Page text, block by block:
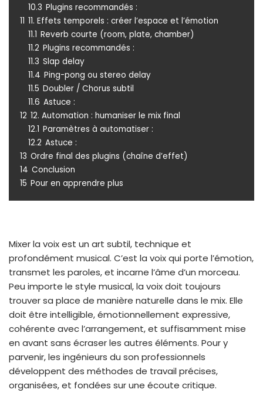
10.3 Plugins recommandés :
11 11. Effets temporels : créer l’espace et l’émotion
11.1 Reverb courte (room, plate, chamber)
11.2 Plugins recommandés :
11.3 Slap delay
11.4 Ping-pong ou stereo delay
11.5 Doubler / Chorus subtil
11.6 Astuce :
12 12. Automation : humaniser le mix final
12.1 Paramètres à automatiser :
12.2 Astuce :
13 Ordre final des plugins (chaîne d’effet)
14 Conclusion
15 Pour en apprendre plus
Mixer la voix est un art subtil, technique et
profondément musical. C’est la voix qui porte l’émotion,
transmet les paroles, et incarne l’âme d’un morceau.
Peu importe le style musical, la voix doit toujours
trouver sa place de manière naturelle dans le mix. Elle
doit être intelligible, émotionnellement expressive,
cohérente avec l’arrangement, et suffisamment mise
en avant sans écraser les autres éléments. Pour y
parvenir, les ingénieurs du son professionnels
développent des méthodes de travail précises,
organisées, et fondées sur une écoute critique.